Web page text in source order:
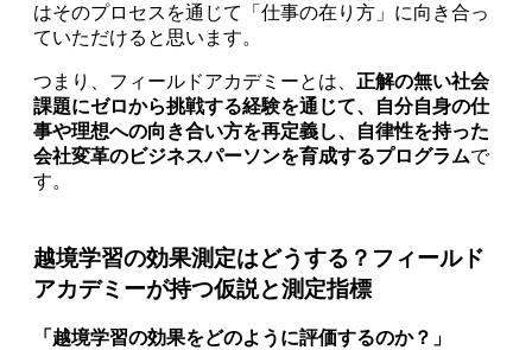
はそのプロセスを通じて「仕事の在り方」に向き合っ
ていただけると思います。
つまり、フィールドアカデミーとは、 正解の無い社会
課題にゼロから挑戦する経験を通じて、自分自身の仕
事や理想への向き合い方を再定義し、自律性を持った
会社変革のビジネスパーソンを育成するプログラムで
す。
越境学習の効果測定はどうする？フィールド
アカデミーが持つ仮説と測定指標
「越境学習の効果をどのように評価するのか？」